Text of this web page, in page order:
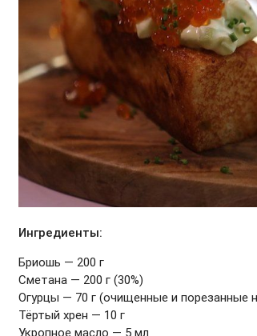
Ингредиенты:
Бриошь — 200 г
Сметана — 200 г (30%)
Огурцы — 70 г (очищенные и порезанные
Тёртый хрен — 10 г
Укропное масло — 5 мл